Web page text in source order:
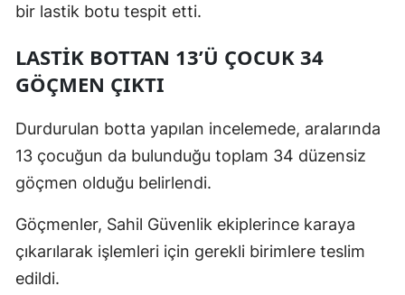
bir lastik botu tespit etti.
LASTIK BOTTAN 13’Ü ÇOCUK 34
GÖÇMEN ÇIKTI
Durdurulan botta yapılan incelemede, aralarında
13 çocuğun da bulunduğu toplam 34 düzensiz
göçmen olduğu belirlendi.
Göçmenler, Sahil Güvenlik ekiplerince karaya
çıkarılarak işlemleri için gerekli birimlere teslim
edildi.